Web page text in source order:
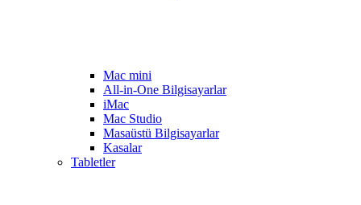
Mac mini
All-in-One Bilgisayarlar
iMac
Mac Studio
Masaüstü Bilgisayarlar
Kasalar
Tabletler